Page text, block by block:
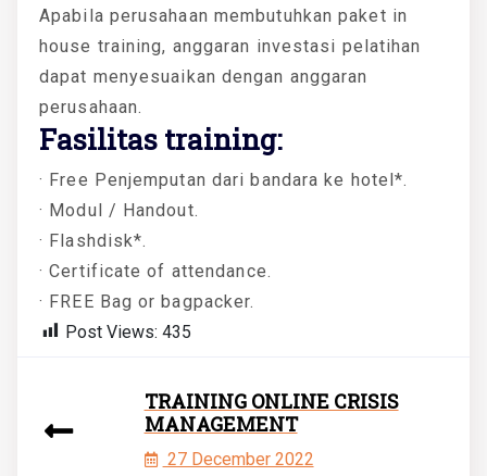
Apabila perusahaan membutuhkan paket in
house training, anggaran investasi pelatihan
dapat menyesuaikan dengan anggaran
perusahaan.
Fasilitas training:
· Free Penjemputan dari bandara ke hotel*.
· Modul / Handout.
· Flashdisk*.
· Certificate of attendance.
· FREE Bag or bagpacker.
Post Views: 435
TRAINING ONLINE CRISIS
MANAGEMENT
27 December 2022